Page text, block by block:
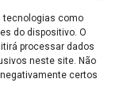
tecnologias como
do dispositivo. O
processar dados
neste site. Não
certos